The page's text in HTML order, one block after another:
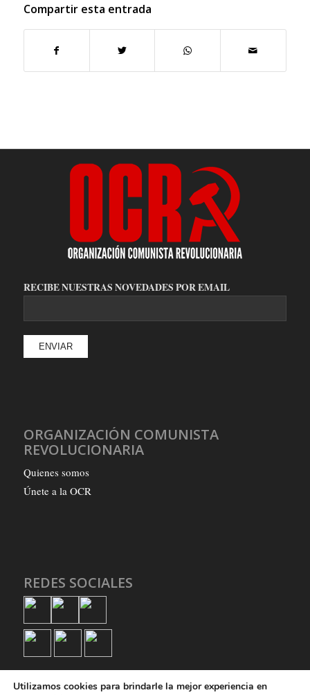
Compartir esta entrada
RECIBE NUESTRAS NOVEDADES POR EMAIL
ORGANIZACIÓN COMUNISTA
REVOLUCIONARIA
Quienes somos
Únete a la OCR
REDES SOCIALES
Utilizamos cookies para brindarle la mejor experiencia en